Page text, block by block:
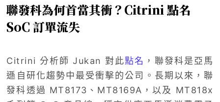
聯發科為何首當其衝？Citrini 點名
SoC 訂單流失
Citrini 分析師 Jukan 對此點名 ，聯發科是亞馬
遜自研化趨勢中最受衝擊的公司。長期以來，聯
發科透過 MT8173、MT8169A，以及 MT818x